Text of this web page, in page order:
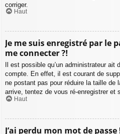
corriger.
Haut
Je me suis enregistré par le
me connecter ?!
Il est possible qu’un administrateur
compte. En effet, il est courant de
ne postant pas pour réduire la taille de
arrive, tentez de vous ré-enregistrer et
Haut
J’ai perdu mon mot de passe